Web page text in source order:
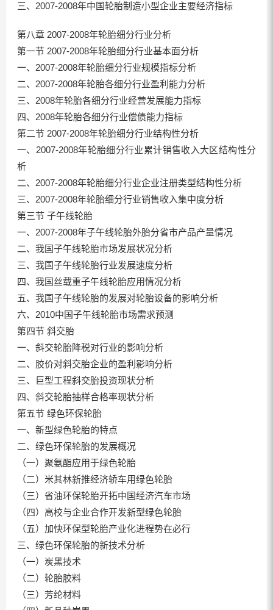
三、2007-2008年中国轮胎制造小型企业主要经济指标
第八章 2007-2008年轮胎细分行业分析
第一节 2007-2008年轮胎细分行业基本面分析
一、2007-2008年轮胎细分行业规模指标分析
二、2007-2008年轮胎各细分行业盈利能力分析
三、2008年轮胎各细分行业经营发展能力指标
四、2008年轮胎各细分行业偿债能力指标
第二节 2007-2008年轮胎细分行业结构性分析
一、2007-2008年轮胎细分行业累计销售收入大区结构性分
析
二、2007-2008年轮胎细分行业企业注册类型结构性分析
三、2007-2008年轮胎细分行业销售收入集中度分析
第三节 子午线轮胎
一、2007-2008年子午线轮胎外胎分省市产品产量情况
二、我国子午线轮胎市场发展状况分析
三、我国子午线轮胎行业发展速度分析
四、我国丝载重子午线轮胎应用情况分析
五、我国子午线轮胎的发展对轮胎设备的影响分析
六、2010中国子午线轮胎市场需求预测
第四节 斜交胎
一、斜交轮胎降税对行业的影响分析
二、胶价对斜交胎企业的盈利影响分析
三、巨型工程斜交胎投资现状分析
四、斜交轮胎抽样合格率现状分析
第五节 绿色环保轮胎
一、新型绿色轮胎的特点
二、绿色环保轮胎的发展概况
（一）聚氨酯应用于绿色轮胎
（二）米其林新推经济轿车用绿色轮胎
（三）省油环保轮胎开拓中国经济汽车市场
（四）高校与企业合作开发新型绿色轮胎
（五）加快环保型轮胎产业化进程势在必行
三、绿色环保轮胎的新技术分析
（一）炭黑技术
（二）轮胎胶料
（三）芳纶材料